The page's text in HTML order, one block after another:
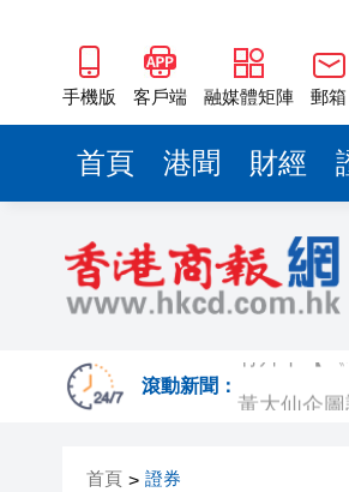
手機版 客戶端 融媒體矩陣 郵箱
首頁 港聞 財經
滾動新聞：
首頁 > 證券